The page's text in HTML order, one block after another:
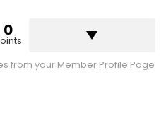
0
from your Member Profile Page